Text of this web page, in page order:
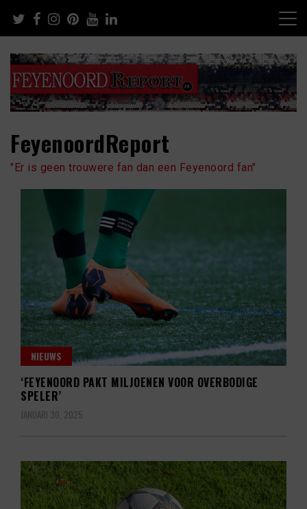
content
FeyenoordReport
"Er is geen trouwere fan dan een Feyenoord fan"
NIEUWS
‘FEYENOORD PAKT MILJOENEN VOOR OVERBODIGE
SPELER’
JANUARI 30, 2025